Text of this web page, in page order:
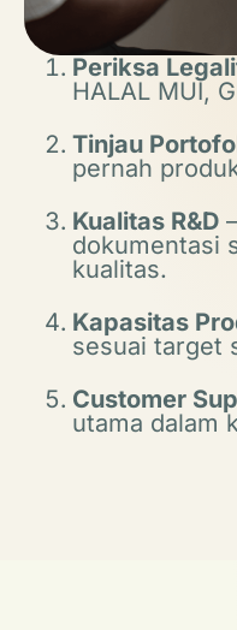
Periksa
HALAL MUI,
Tinjau
pernah
Kualitas R&D
dokumentasi
kualitas.
Kapasitas
sesuai target
Customer
utama dalam